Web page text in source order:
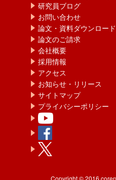
研究員ブログ
お問い合わせ
論文・資料ダウンロード
論文のご請求
会社概要
採用情報
アクセス
お知らせ・リリース
サイトマップ
プライバシーポリシー